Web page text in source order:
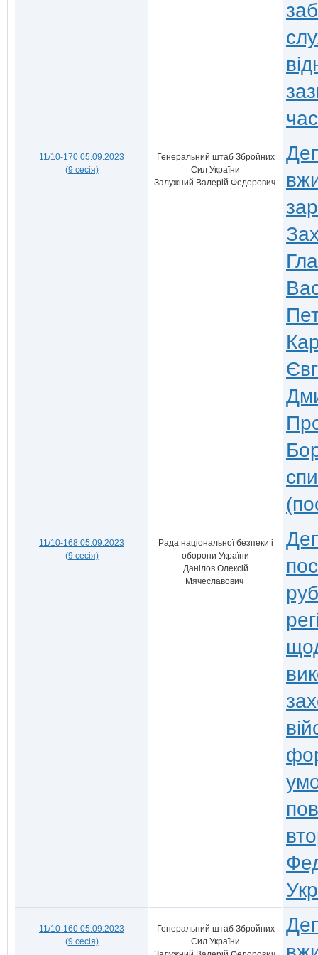
11/10-170 05.09.2023
(9 сесія)
Генеральний штаб Збройних
Сил України
Залужний Валерій Федорович
11/10-168 05.09.2023
(9 сесія)
Рада національної безпеки і
оборони України
Данілов Олексій
Мячеславович
11/10-160 05.09.2023
(9 сесія)
Генеральний штаб Збройних
Сил України